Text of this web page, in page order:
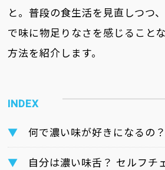
と。普段の食生活を見直しつつ
で味に物足りなさを感じること
方法を紹介します。
何で濃い味が好きになるの？
自分は濃い味舌？ セルフチ